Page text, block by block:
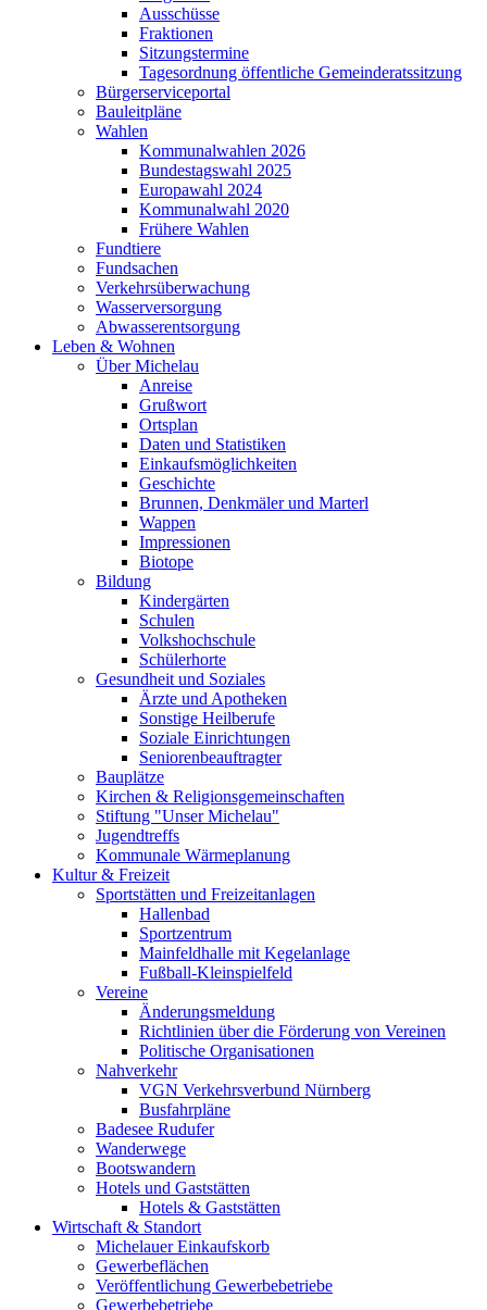
Ausschüsse
Fraktionen
Sitzungstermine
Tagesordnung öffentliche Gemeinderatssitzung
Bürgerserviceportal
Bauleitpläne
Wahlen
Kommunalwahlen 2026
Bundestagswahl 2025
Europawahl 2024
Kommunalwahl 2020
Frühere Wahlen
Fundtiere
Fundsachen
Verkehrsüberwachung
Wasserversorgung
Abwasserentsorgung
Leben & Wohnen
Über Michelau
Anreise
Grußwort
Ortsplan
Daten und Statistiken
Einkaufsmöglichkeiten
Geschichte
Brunnen, Denkmäler und Marterl
Wappen
Impressionen
Biotope
Bildung
Kindergärten
Schulen
Volkshochschule
Schülerhorte
Gesundheit und Soziales
Ärzte und Apotheken
Sonstige Heilberufe
Soziale Einrichtungen
Seniorenbeauftragter
Bauplätze
Kirchen & Religionsgemeinschaften
Stiftung "Unser Michelau"
Jugendtreffs
Kommunale Wärmeplanung
Kultur & Freizeit
Sportstätten und Freizeitanlagen
Hallenbad
Sportzentrum
Mainfeldhalle mit Kegelanlage
Fußball-Kleinspielfeld
Vereine
Änderungsmeldung
Richtlinien über die Förderung von Vereinen
Politische Organisationen
Nahverkehr
VGN Verkehrsverbund Nürnberg
Busfahrpläne
Badesee Rudufer
Wanderwege
Bootswandern
Hotels und Gaststätten
Hotels & Gaststätten
Wirtschaft & Standort
Michelauer Einkaufskorb
Gewerbeflächen
Veröffentlichung Gewerbebetriebe
Gewerbebetriebe